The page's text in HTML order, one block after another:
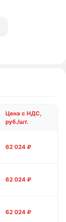
Цена с НДС,
руб./шт.
62 024 ₽
62 024 ₽
62 024 ₽